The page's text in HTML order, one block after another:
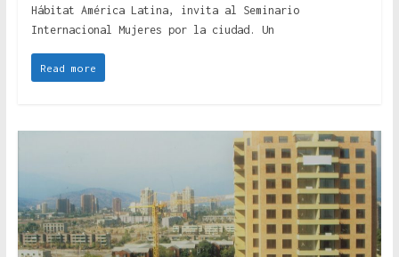
Hábitat América Latina, invita al Seminario
Internacional Mujeres por la ciudad. Un
Read more